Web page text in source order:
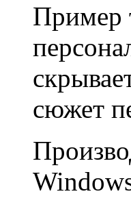
Пример
сюжет